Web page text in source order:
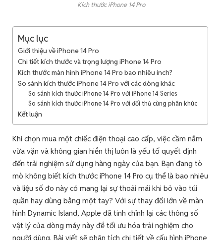
Kích thước iPhone 14 Pro
Mục lục
Giới thiệu về iPhone 14 Pro
Chi tiết kích thước và trọng lượng iPhone 14 Pro
Kích thước màn hình iPhone 14 Pro bao nhiêu inch?
So sánh kích thước iPhone 14 Pro với các dòng khác
So sánh kích thước iPhone 14 Pro với iPhone 14 Series
So sánh kích thước iPhone 14 Pro với đối thủ cùng phân khúc
Kết luận
Khi chọn mua một chiếc điện thoại cao cấp, việc cầm nắm
vừa vặn và không gian hiển thị luôn là yếu tố quyết định
đến trải nghiệm sử dụng hàng ngày của bạn. Bạn đang tò
mò không biết kích thước iPhone 14 Pro cụ thể là bao nhiêu
và liệu số đo này có mang lại sự thoải mái khi bỏ vào túi
quần hay dùng bằng một tay? Với sự thay đổi lớn về màn
hình Dynamic Island, Apple đã tinh chỉnh lại các thông số
vật lý của dòng máy này để tối ưu hóa trải nghiệm cho
người dùng. Bài viết sẽ phân tích chi tiết về cấu hình iPhone